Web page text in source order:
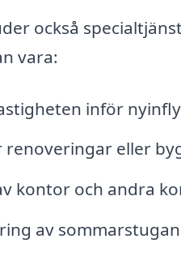
också
vara:
inför
renoveringar eller
kontor och andra
av